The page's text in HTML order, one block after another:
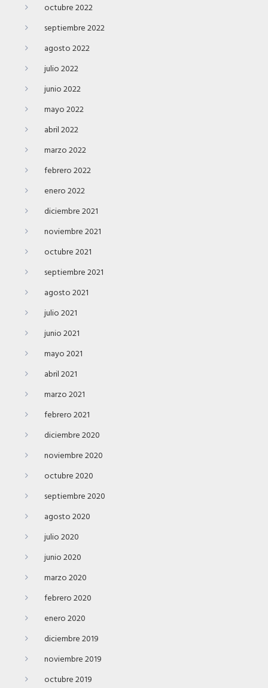
octubre 2022
septiembre 2022
agosto 2022
julio 2022
junio 2022
mayo 2022
abril 2022
marzo 2022
febrero 2022
enero 2022
diciembre 2021
noviembre 2021
octubre 2021
septiembre 2021
agosto 2021
julio 2021
junio 2021
mayo 2021
abril 2021
marzo 2021
febrero 2021
diciembre 2020
noviembre 2020
octubre 2020
septiembre 2020
agosto 2020
julio 2020
junio 2020
marzo 2020
febrero 2020
enero 2020
diciembre 2019
noviembre 2019
octubre 2019